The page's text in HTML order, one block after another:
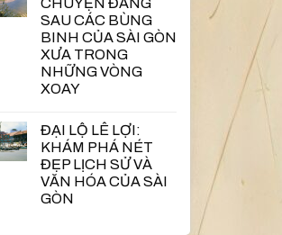
SAU CÁC BÙNG
BINH CỦA SÀI GÒN
XƯA TRONG
NHỮNG VÒNG
XOAY
ĐẠI LỘ LÊ LỢI:
KHÁM PHÁ NÉT
ĐẸP LỊCH SỬ VÀ
VĂN HÓA CỦA SÀI
GÒN